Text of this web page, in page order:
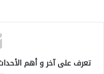
تعرف على آخر و أهم